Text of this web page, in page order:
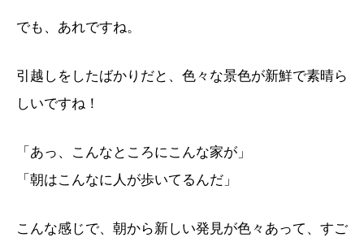
でも、あれですね。
引越しをしたばかりだと、色々な景色が新鮮で素晴ら
しいですね！
「あっ、こんなところにこんな家が」
「朝はこんなに人が歩いてるんだ」
こんな感じで、朝から新しい発見が色々あって、すご